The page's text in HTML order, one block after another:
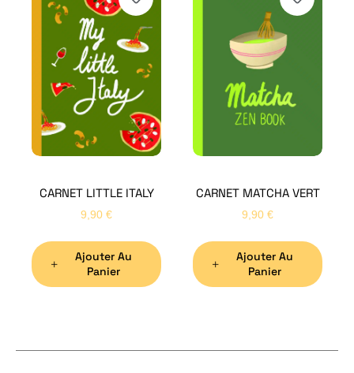
CARNET LITTLE ITALY
9,90 €
Ajouter Au
Panier
CARNET MATCHA VERT
9,90 €
Ajouter Au
Panier